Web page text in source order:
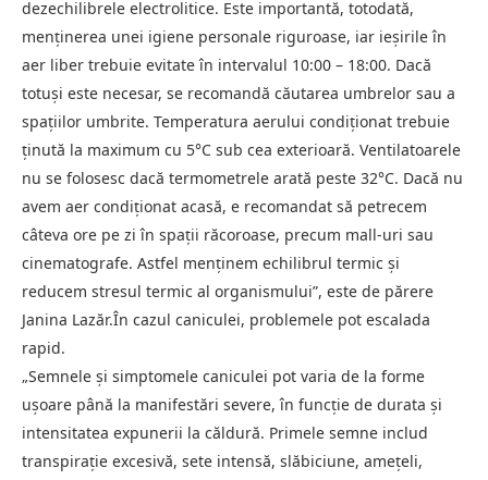
dezechilibrele electrolitice. Este importantă, totodată,
menţinerea unei igiene personale riguroase, iar ieşirile în
aer liber trebuie evitate în intervalul 10:00 – 18:00. Dacă
totuşi este necesar, se recomandă căutarea umbrelor sau a
spaţiilor umbrite. Temperatura aerului condiţionat trebuie
ţinută la maximum cu 5°C sub cea exterioară. Ventilatoarele
nu se folosesc dacă termometrele arată peste 32°C. Dacă nu
avem aer condiţionat acasă, e recomandat să petrecem
câteva ore pe zi în spaţii răcoroase, precum mall-uri sau
cinematografe. Astfel menţinem echilibrul termic şi
reducem stresul termic al organismului”, este de părere
Janina Lazăr.În cazul caniculei, problemele pot escalada
rapid.
„Semnele şi simptomele caniculei pot varia de la forme
uşoare până la manifestări severe, în funcţie de durata şi
intensitatea expunerii la căldură. Primele semne includ
transpiraţie excesivă, sete intensă, slăbiciune, ameţeli,